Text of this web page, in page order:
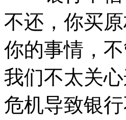
不还，你买
你的事情，
我们不太关
危机导致银